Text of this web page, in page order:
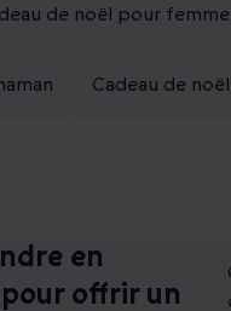
de noël pour femme
Cadeau de
en
offrir un